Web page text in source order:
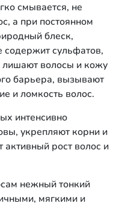
смывается, не
а при постоянном
блеск,
содержит сульфатов,
лишают волосы и кожу
барьера, вызывают
и ломкость волос.
интенсивно
укрепляют корни и
активный рост волос и
нежный тонкий
мягкими и